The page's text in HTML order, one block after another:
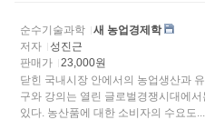
순수기술과학
새 농업경제학
저자
성진근
판매가
23,000원
닫힌 국내시장 안에서의 농업생산과 유통의 효율성 실현에만
구와 강의는 열린 글로벌경쟁시대에
있다. 농산품에 대한 소비자의 수요도...